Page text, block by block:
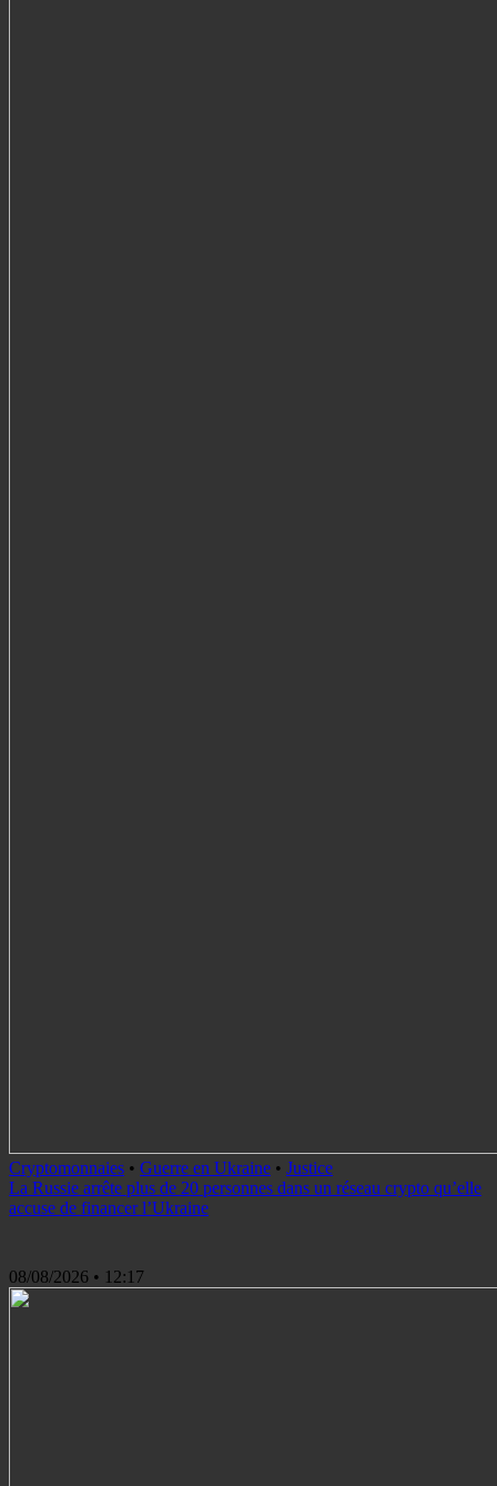
Cryptomonnaies • Guerre en Ukraine • Justice
La Russie arrête plus de 20 personnes dans un réseau crypto qu’elle
accuse de financer l’Ukraine
08/08/2026 • 12:17